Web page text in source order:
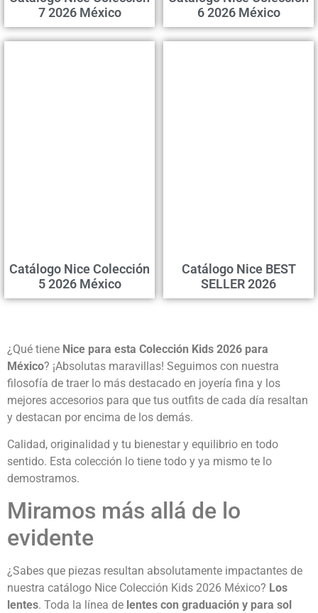
7 2026 México
6 2026 México
Catálogo Nice Colección
5 2026 México
Catálogo Nice BEST
SELLER 2026
¿Qué tiene Nice para esta Colección Kids 2026 para
México? ¡Absolutas maravillas! Seguimos con nuestra
filosofía de traer lo más destacado en joyería fina y los
mejores accesorios para que tus outfits de cada día resaltan
y destacan por encima de los demás.
Calidad, originalidad y tu bienestar y equilibrio en todo
sentido. Esta colección lo tiene todo y ya mismo te lo
demostramos.
Miramos más allá de lo
evidente
¿Sabes que piezas resultan absolutamente impactantes de
nuestra catálogo Nice Colección Kids 2026 México? Los
lentes. Toda la línea de lentes con graduación y para sol